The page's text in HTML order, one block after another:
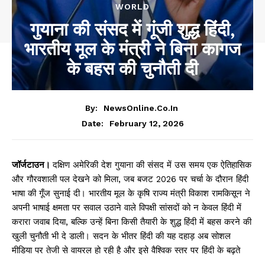
WORLD
गुयाना की संसद में गूंजी शुद्ध हिंदी,
भारतीय मूल के मंत्री ने बिना कागज
के बहस की चुनौती दी
By:
NewsOnline.co.in
Date:
February 12, 2026
जॉर्जटाउन।दक्षिण अमेरिकी देश गुयाना की संसद में उस समय एक ऐतिहासिक
और गौरवशाली पल देखने को मिला, जब बजट 2026 पर चर्चा के दौरान हिंदी
भाषा की गूँज सुनाई दी। भारतीय मूल के कृषि राज्य मंत्री विकाश रामकिसून ने
अपनी भाषाई क्षमता पर सवाल उठाने वाले विपक्षी सांसदों को न केवल हिंदी में
करारा जवाब दिया, बल्कि उन्हें बिना किसी तैयारी के शुद्ध हिंदी में बहस करने की
खुली चुनौती भी दे डाली। सदन के भीतर हिंदी की यह दहाड़ अब सोशल
मीडिया पर तेजी से वायरल हो रही है और इसे वैश्विक स्तर पर हिंदी के बढ़ते